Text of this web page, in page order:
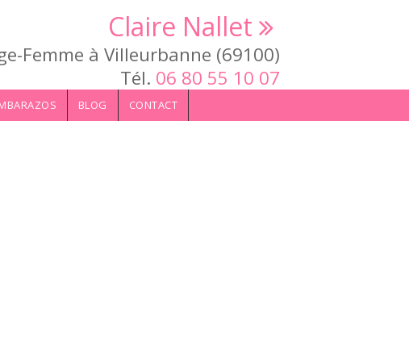
Claire Nallet
Femme à Villeurbanne (69100)
Tél. 06 80 55 10 07
BLOG CONTACT